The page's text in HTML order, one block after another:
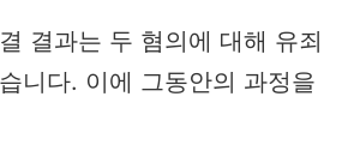
결과는 두 혐의에 대해 유죄
니다. 이에 그동안의 과정을